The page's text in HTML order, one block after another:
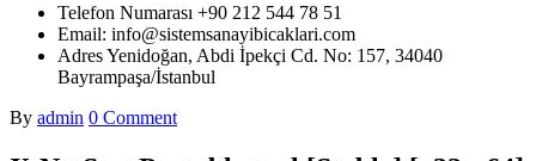
Telefon Numarası +90 212 544 78 51
Email: info@sistemsanayibicaklari.com
Adres Yenidoğan, Abdi İpekçi Cd. No: 157, 34040
Bayrampaşa/İstanbul
By admin 0 Comment